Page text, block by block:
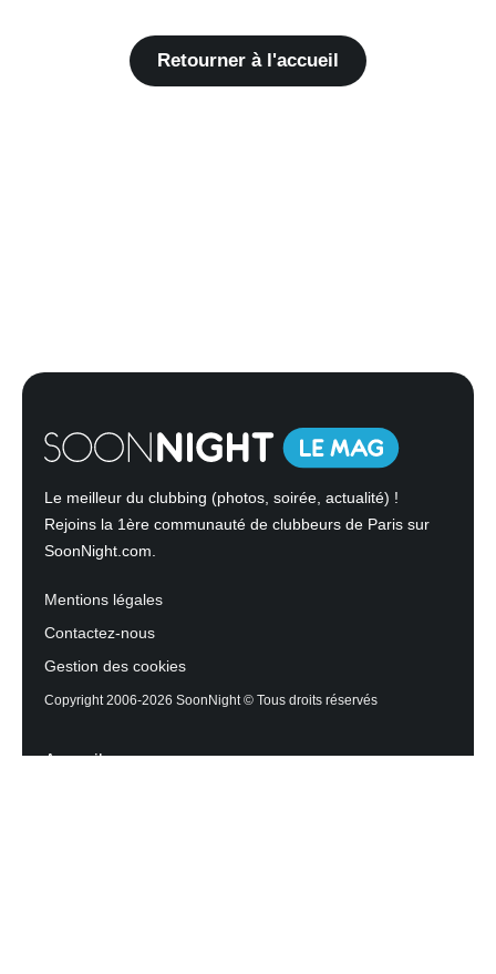
Retourner à l'accueil
Le meilleur du clubbing (photos, soirée, actualité) !
Rejoins la 1ère communauté de clubbeurs de Paris sur
SoonNight.com.
Mentions légales
Contactez-nous
Gestion des cookies
Copyright 2006-2026 SoonNight © Tous droits réservés
Accueil